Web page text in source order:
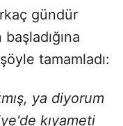
gündür
tamamladı:
ya diyorum
kıyameti